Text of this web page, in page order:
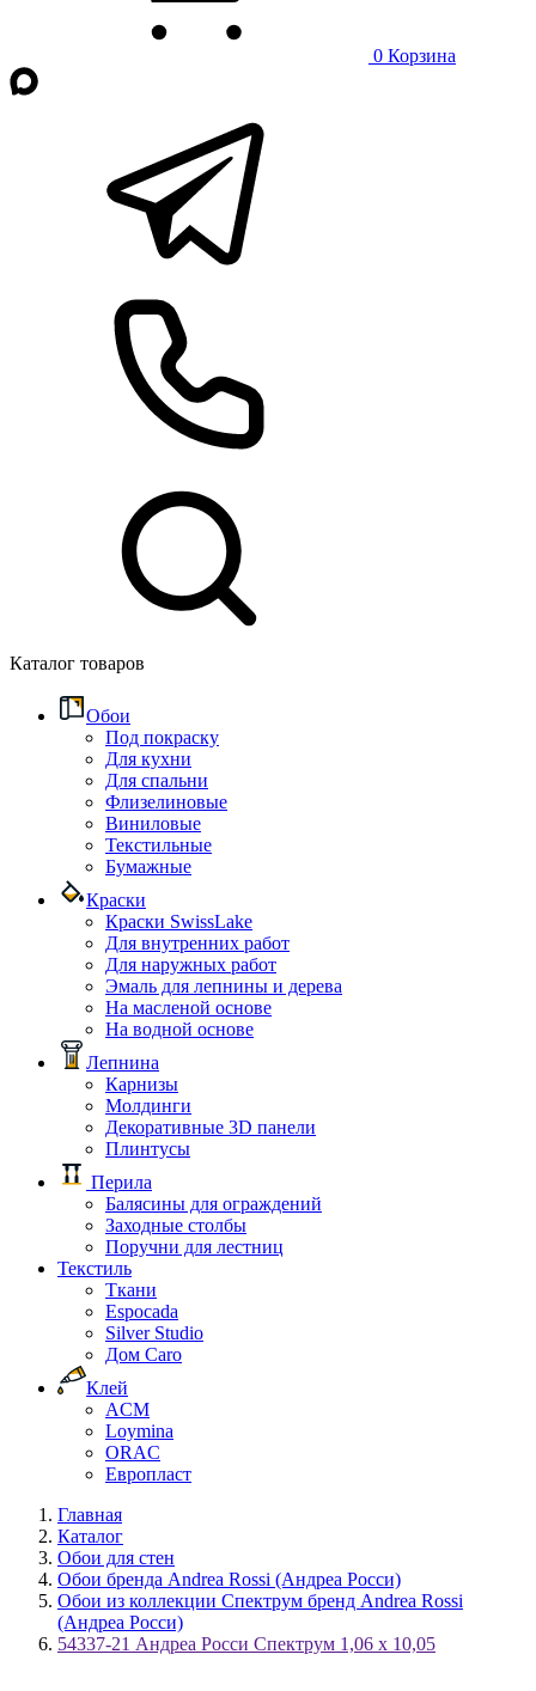
0 Корзина
Каталог товаров
Обои
Под покраску
Для кухни
Для спальни
Флизелиновые
Виниловые
Текстильные
Бумажные
Краски
Краски SwissLake
Для внутренних работ
Для наружных работ
Эмаль для лепнины и дерева
На масленой основе
На водной основе
Лепнина
Карнизы
Молдинги
Декоративные 3D панели
Плинтусы
Перила
Балясины для ограждений
Заходные столбы
Поручни для лестниц
Текстиль
Ткани
Espocada
Silver Studio
Дом Caro
Клей
ACM
Loymina
ORAC
Европласт
Главная
Каталог
Обои для стен
Обои бренда Andrea Rossi (Андреа Росси)
Обои из коллекции Спектрум бренд Andrea Rossi
(Андреа Росси)
54337-21 Андреа Росси Спектрум 1,06 х 10,05